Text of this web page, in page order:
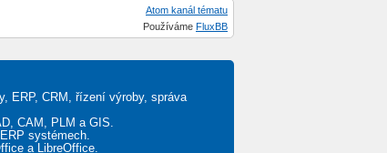
Atom kanál tématu
Používáme FluxBB
ERP, CRM, řízení výroby, správa
CAM, PLM a GIS.
systémech.
a LibreOffice.